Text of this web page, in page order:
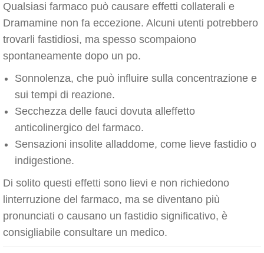
Qualsiasi farmaco può causare effetti collaterali e
Dramamine non fa eccezione. Alcuni utenti potrebbero
trovarli fastidiosi, ma spesso scompaiono
spontaneamente dopo un po.
Sonnolenza, che può influire sulla concentrazione e
sui tempi di reazione.
Secchezza delle fauci dovuta alleffetto
anticolinergico del farmaco.
Sensazioni insolite alladdome, come lieve fastidio o
indigestione.
Di solito questi effetti sono lievi e non richiedono
linterruzione del farmaco, ma se diventano più
pronunciati o causano un fastidio significativo, è
consigliabile consultare un medico.